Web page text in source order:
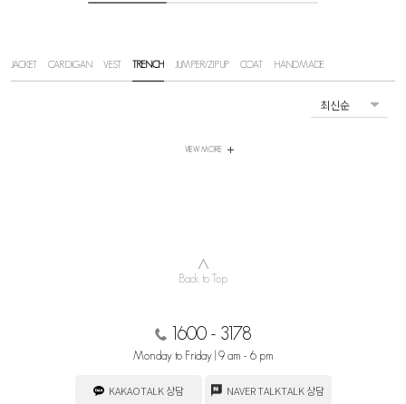
JACKET CARDIGAN VEST TRENCH JUMPER/ZIPUP COAT HANDMADE
VIEW MORE
∧
Back to Top
1600 - 3178
Monday to Friday | 9 am - 6 pm
KAKAOTALK 상담 NAVER TALKTALK 상담